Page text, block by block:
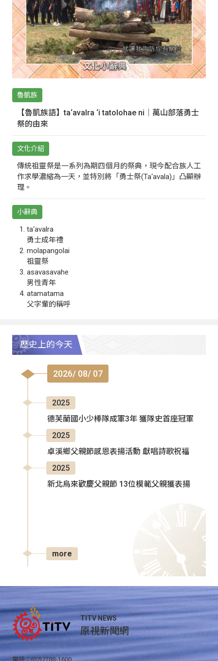
魯凱族
【魯凱族語】ta‘avalra ‘i tatolohae ni｜萬山部落勇士
祭的由來
文化介紹
傳統祖靈祭是一系列為期四個月的祭典，現今配合族人工
作求學濃縮為一天，並特別將「勇士祭(Ta‘avala)」凸顯辦
理。
小辭典
ta‘avalra
勇士成年禮
molapangolai
祖靈祭
asavasavahe
男性青年
atamatama
父字輩的稱呼
歷史上的今天
2026/ 08/ 07
2025
德芙蘭國小少棒隊成軍3年 獲隊史首座冠軍
2025
卓溪鄉父親節感恩表揚活動 獻唱詩歌祝福
2025
新北烏來歡慶父親節 13位模範父親獲表揚
more
TITV NEWS
原視新聞網
電話：(02)2788-1600